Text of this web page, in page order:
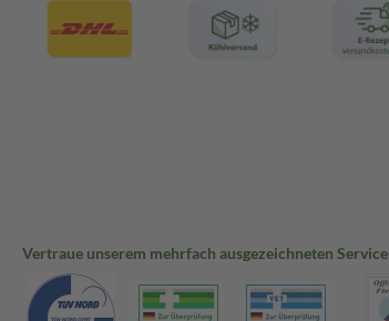
Vertraue unserem mehrfach ausgezeichneten Service